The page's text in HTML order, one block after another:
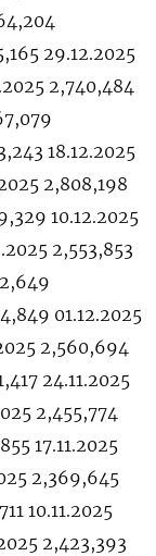
29.12.2025
2,740,484
18.12.2025
2,808,198
10.12.2025
2,553,853
01.12.2025
2,560,694
24.11.2025
2,455,774
17.11.2025
2,369,645
10.11.2025
2,423,393